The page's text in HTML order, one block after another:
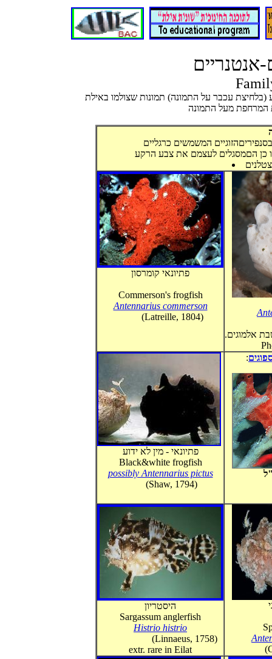
אנטנריים
המרחפת מעל התמונה
המשמשים כרגליים
כן הםמסגלים לעצמם את צבע הרקע
פתיונאי קומרסון
Commerson's frogfish
Antennarius commerson
(Latreille, 1804)
אלמוגים
פתיונאי - מין לא ידוע
Black&white frogfish
possibly Antennarius pictus
(Shaw, 1794)
:
היסטריון
Sargassum anglerfish
Histrio histrio
(Linnaeus, 1758)
extr. rare in Eilat